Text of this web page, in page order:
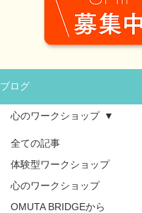
ブログ
全ての記事
体験型ワークショップ
心のワークショップ
OMUTA BRIDGEから
心のワークショップ